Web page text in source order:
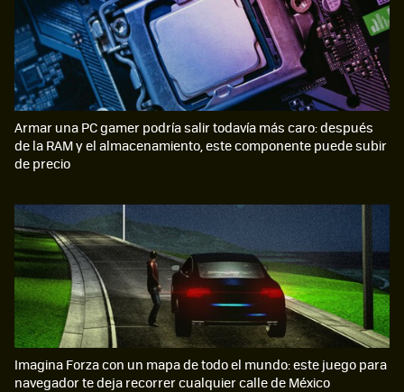
Armar una PC gamer podría salir todavía más caro: después
de la RAM y el almacenamiento, este componente puede subir
de precio
Imagina Forza con un mapa de todo el mundo: este juego para
navegador te deja recorrer cualquier calle de México